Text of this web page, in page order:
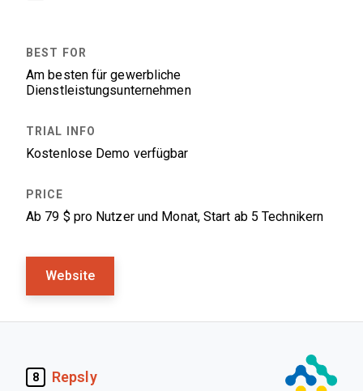
Am besten für gewerbliche
Dienstleistungsunternehmen
Kostenlose Demo verfügbar
Ab 79 $ pro Nutzer und Monat, Start ab 5 Technikern
Website
8 Repsly